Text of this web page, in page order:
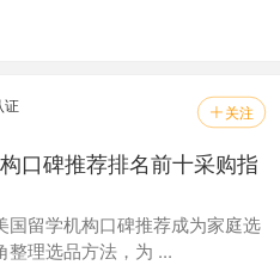
 关注
证
口碑推荐排名前十采购指
留学机构口碑推荐成为家庭选
整理选品方法，为 ...